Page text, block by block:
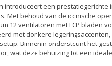
introduceert een
Met behoud van de iconische
12 ventilatoren met LCP bladen
met donkere
Binnenin ondersteunt het
wat deze behuizing tot een